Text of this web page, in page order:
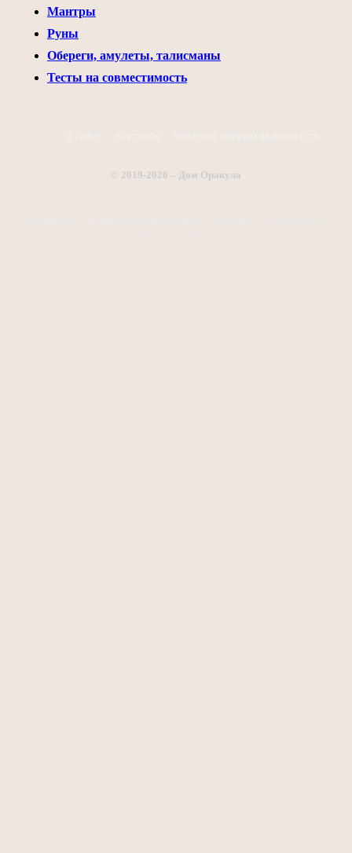
Мантры
Руны
Обереги, амулеты, талисманы
Тесты на совместимость
© 2019-2026 – Дом Оракула